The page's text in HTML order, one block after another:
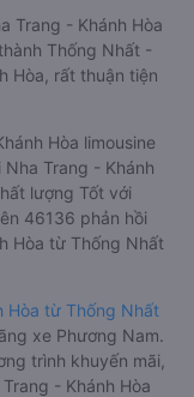
Trang - Khánh Hòa
Thống Nhất -
Hòa, rất thuận tiện
Hòa limousine
Trang - Khánh
lượng Tốt với
46136 phản hồi
Hòa từ Thống Nhất
Hòa từ Thống Nhất
xe Phương Nam.
trình khuyến mãi,
- Khánh Hòa